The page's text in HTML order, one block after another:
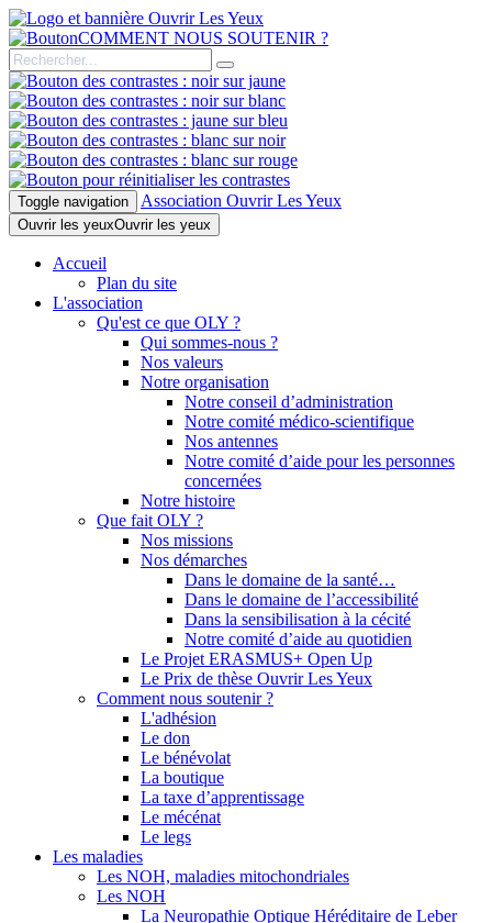
COMMENT NOUS SOUTENIR ?
Toggle navigation Association Ouvrir Les Yeux
Ouvrir les yeuxOuvrir les yeux
Accueil
Plan du site
L'association
Qu'est ce que OLY ?
Qui sommes-nous ?
Nos valeurs
Notre organisation
Notre conseil d’administration
Notre comité médico-scientifique
Nos antennes
Notre comité d’aide pour les personnes
concernées
Notre histoire
Que fait OLY ?
Nos missions
Nos démarches
Dans le domaine de la santé…
Dans le domaine de l’accessibilité
Dans la sensibilisation à la cécité
Notre comité d’aide au quotidien
Le Projet ERASMUS+ Open Up
Le Prix de thèse Ouvrir Les Yeux
Comment nous soutenir ?
L'adhésion
Le don
Le bénévolat
La boutique
La taxe d’apprentissage
Le mécénat
Le legs
Les maladies
Les NOH, maladies mitochondriales
Les NOH
La Neuropathie Optique Héréditaire de Leber